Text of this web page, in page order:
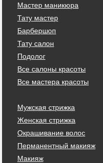
Мастер маникюра
Тату мастер
Барбершоп
Тату салон
Подолог
Все салоны красоты
Все мастера красоты
Мужская стрижка
Женская стрижка
Окрашивание волос
Перманентный макияж
Макияж